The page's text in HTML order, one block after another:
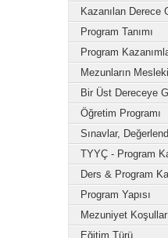
Kazanılan Derece
Program Tanımı
Program
Mezunların
Bir Üst Dereceye
Öğretim Programı
Sınavlar,
TYYÇ - Program
Ders & Program
Program Yapısı
Mezuniyet
Eğitim Türü